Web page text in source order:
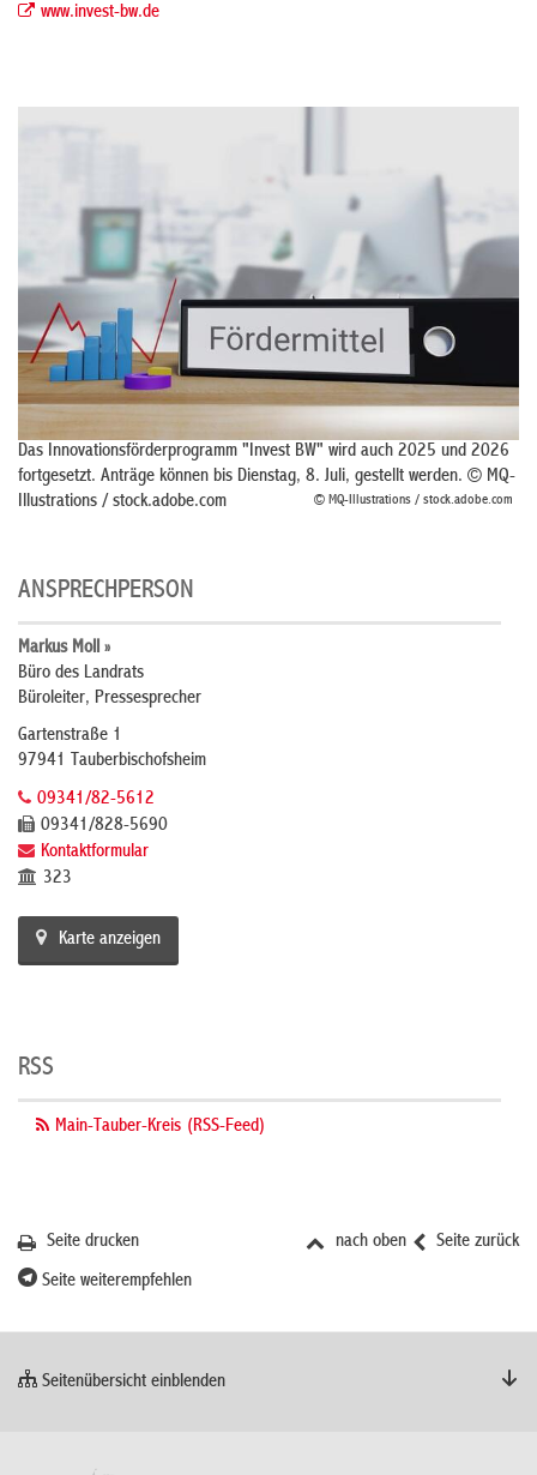
www.invest-bw.de
© MQ-Illustrations / stock.adobe.com
Das Innovationsförderprogramm "Invest BW" wird auch 2025 und 2026
fortgesetzt. Anträge können bis Dienstag, 8. Juli, gestellt werden. © MQ-
Illustrations / stock.adobe.com
ANSPRECHPERSON
Markus Moll »
Büro des Landrats
Büroleiter, Pressesprecher
Gartenstraße 1
97941 Tauberbischofsheim
09341/82-5612
09341/828-5690
Kontaktformular
323
Karte anzeigen
RSS
Main-Tauber-Kreis (RSS-Feed)
Seite zurück
nach oben
Seite drucken
Seite weiterempfehlen
Seitenübersicht einblenden